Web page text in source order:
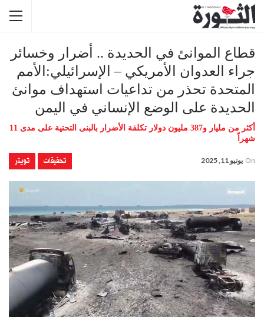
قطاع الموانئ في الحديدة .. أضرار وخسائر
جراء العدوان الأمريكي – الإسرائيلي:الأمم
المتحدة تحذر من تداعيات استهداف موانئ
الحديدة على الوضع الإنساني في اليمن
أكثر من مليار و387 مليون دولار تكلفة الأضرار بالبنى التحتية على مدى 11
شهراً
تحقيقات تويتر On يونيو 11, 2025